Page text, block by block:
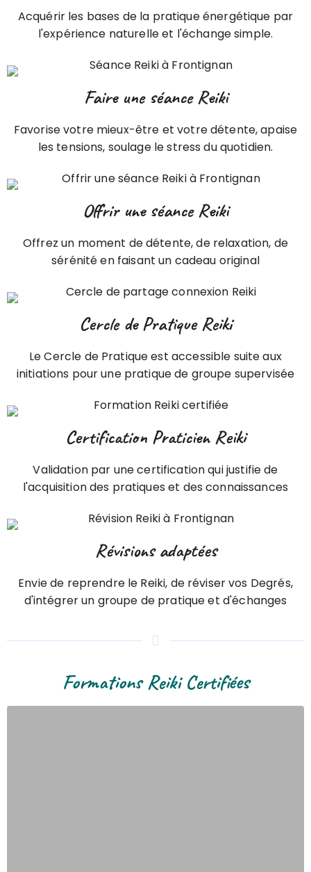
Acquérir les bases de la pratique énergétique par
l'expérience naturelle et l'échange simple.
Faire une séance Reiki
Favorise votre mieux-être et votre détente, apaise
les tensions, soulage le stress du quotidien.
Offrir une séance Reiki
Offrez un moment de détente, de relaxation, de
sérénité en faisant un cadeau original
Cercle de Pratique Reiki
Le Cercle de Pratique est accessible suite aux
initiations pour une pratique de groupe supervisée
Certification Praticien Reiki
Validation par une certification qui justifie de
l'acquisition des pratiques et des connaissances
Révisions adaptées
Envie de reprendre le Reiki, de réviser vos Degrés,
d'intégrer un groupe de pratique et d'échanges
Formations Reiki Certifiées